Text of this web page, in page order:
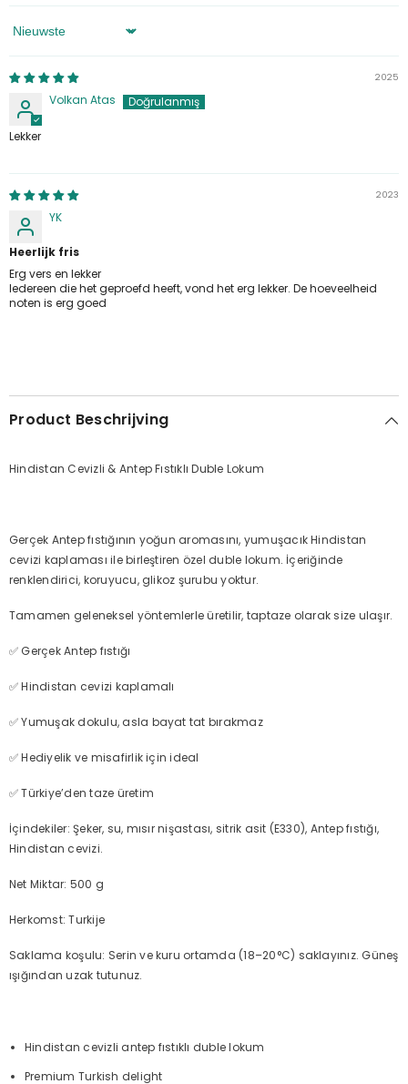
Sorteren Op
2025
Volkan Atas
Lekker
2023
YK
Heerlijk fris
Erg vers en lekker
Iedereen die het geproefd heeft, vond het erg lekker. De hoeveelheid
noten is erg goed
Product Beschrijving
Hindistan Cevizli & Antep Fıstıklı Duble Lokum
Gerçek Antep fıstığının yoğun aromasını, yumuşacık Hindistan
cevizi kaplaması ile birleştiren özel duble lokum. İçeriğinde
renklendirici, koruyucu, glikoz şurubu yoktur.
Tamamen geleneksel yöntemlerle üretilir, taptaze olarak size ulaşır.
✅ Gerçek Antep fıstığı
✅ Hindistan cevizi kaplamalı
✅ Yumuşak dokulu, asla bayat tat bırakmaz
✅ Hediyelik ve misafirlik için ideal
✅ Türkiye’den taze üretim
İçindekiler: Şeker, su, mısır nişastası, sitrik asit (E330), Antep fıstığı,
Hindistan cevizi.
Net Miktar: 500 g
Herkomst: Turkije
Saklama koşulu: Serin ve kuru ortamda (18–20°C) saklayınız. Güneş
ışığından uzak tutunuz.
Hindistan cevizli antep fıstıklı duble lokum
Premium Turkish delight